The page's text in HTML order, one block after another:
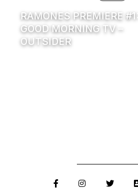
RAMONES PREMIERE #1:
GOOD MORNING TV –
OUTSIDER